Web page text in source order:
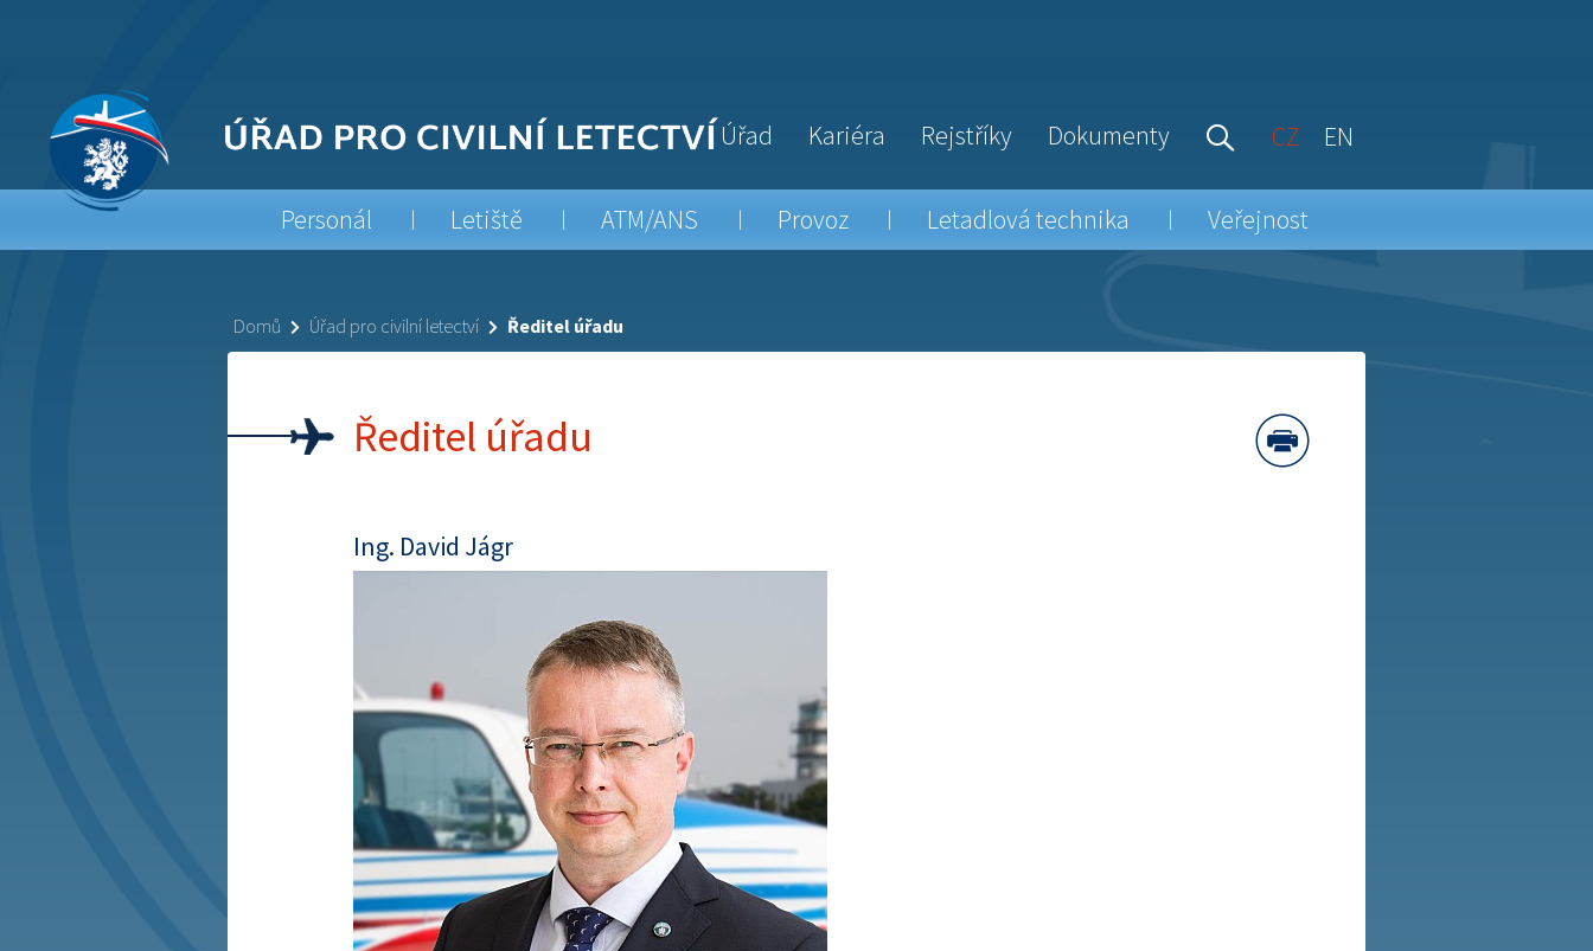
Úřad Kariéra Rejstříky Dokumenty CZ EN
Personál Letiště ATM/ANS Provoz Letadlová technika Veřejnost
Domů Úřad pro civilní letectví Ředitel úřadu
Ředitel úřadu
Ing. David Jágr